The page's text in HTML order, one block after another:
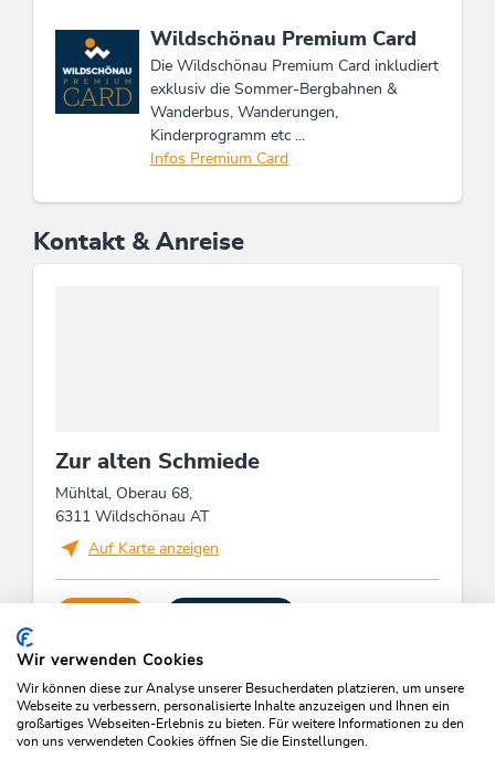
Diese Unterkunft ist Mitglied von
Wildschönau Premium Card
Die Wildschönau Premium Card inkludiert
exklusiv die Sommer-Bergbahnen &
Wanderbus, Wanderungen,
Kinderprogramm etc ...
Infos Premium Card
Kontakt & Anreise
Zur alten Schmiede
Mühltal, Oberau 68,
6311 Wildschönau AT
Auf Karte anzeigen
Wir verwenden Cookies
Wir können diese zur Analyse unserer Besucherdaten platzieren, um unsere
Webseite zu verbessern, personalisierte Inhalte anzuzeigen und Ihnen ein
großartiges Webseiten-Erlebnis zu bieten. Für weitere Informationen zu den
von uns verwendeten Cookies öffnen Sie die Einstellungen.